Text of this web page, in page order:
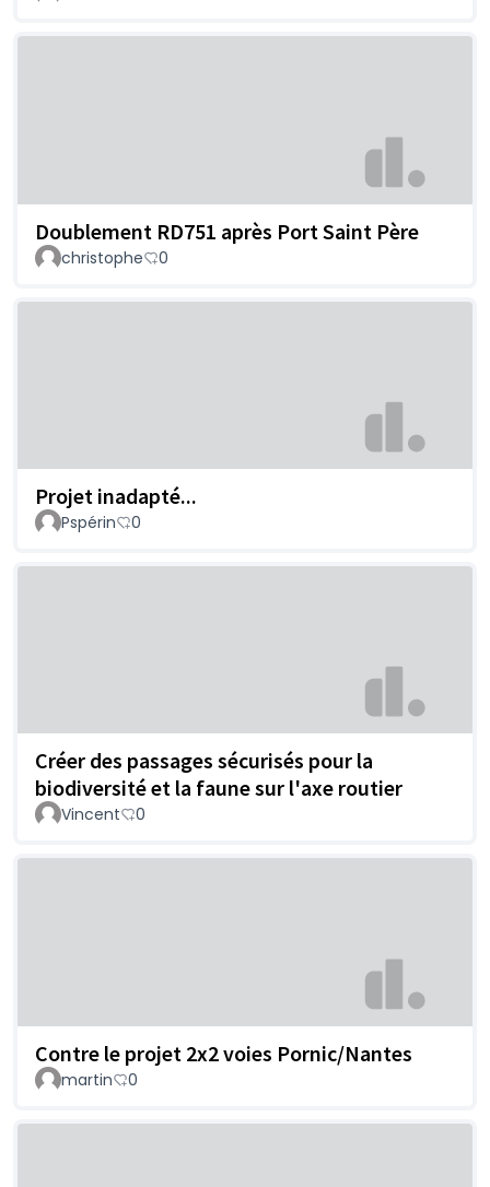
Doublement RD751 après Port Saint Père
christophe 0
Projet inadapté...
Pspérin 0
Créer des passages sécurisés pour la
biodiversité et la faune sur l'axe routier
Vincent 0
Contre le projet 2x2 voies Pornic/Nantes
martin 0